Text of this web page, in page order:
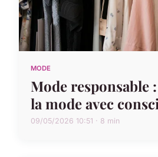
MODE
Mode responsable
la mode avec
09/05/2026 10:51 · 8 min